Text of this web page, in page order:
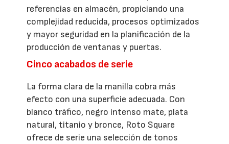
referencias en almacén, propiciando una
complejidad reducida, procesos optimizados
y mayor seguridad en la planificación de la
producción de ventanas y puertas.
Cinco acabados de serie
La forma clara de la manilla cobra más
efecto con una superficie adecuada. Con
blanco tráfico, negro intenso mate, plata
natural, titanio y bronce, Roto Square
ofrece de serie una selección de tonos